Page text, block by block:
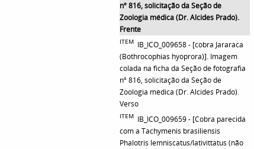
nº 816, solicitação da Seção de
Zoologia médica (Dr. Alcides Prado).
Frente
ITEM IB_ICO_009658 - [cobra Jararaca
(Bothrocophias hyoprora)]. Imagem
colada na ficha da Seção de fotografia
nº 816, solicitação da Seção de
Zoologia médica (Dr. Alcides Prado).
Verso
ITEM IB_ICO_009659 - [Cobra parecida
com a Tachymenis brasiliensis
Phalotris lemniscatus/lativittatus (não